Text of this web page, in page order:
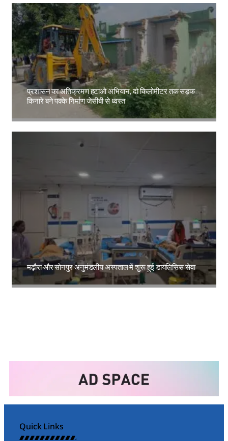
प्रशासन का अतिक्रमण हटाओ अभियान, दो किलोमीटर तक सड़क
किनारे बने पक्के निर्माण जेसीबी से ध्वस्त
मढ़ौरा और सोनपुर अनुमंडलीय अस्पताल में शुरू हुई डायलिसिस सेवा
Amit Lekh
Quick Links